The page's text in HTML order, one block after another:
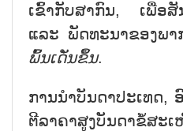
ເຂົ້າກັບສາກົນ, ເພື່ອ
ແລະ ພັດທະນາຂອງພ
ພົ້ນເດັ່ນຂຶ້ນ.
ການນຳບັນດາປະເທດ,
ຕີລາຄາສູງບັນດາຂໍ້ສະ